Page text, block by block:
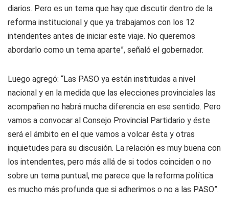
diarios. Pero es un tema que hay que discutir dentro de la
reforma institucional y que ya trabajamos con los 12
intendentes antes de iniciar este viaje. No queremos
abordarlo como un tema aparte”, señaló el gobernador.
Luego agregó: “Las PASO ya están instituidas a nivel
nacional y en la medida que las elecciones provinciales las
acompañen no habrá mucha diferencia en ese sentido. Pero
vamos a convocar al Consejo Provincial Partidario y éste
será el ámbito en el que vamos a volcar ésta y otras
inquietudes para su discusión. La relación es muy buena con
los intendentes, pero más allá de si todos coinciden o no
sobre un tema puntual, me parece que la reforma política
es mucho más profunda que si adherimos o no a las PASO”.